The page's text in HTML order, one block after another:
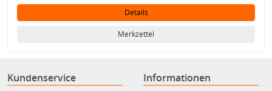
Details
Merkzettel
Kundenservice Informationen